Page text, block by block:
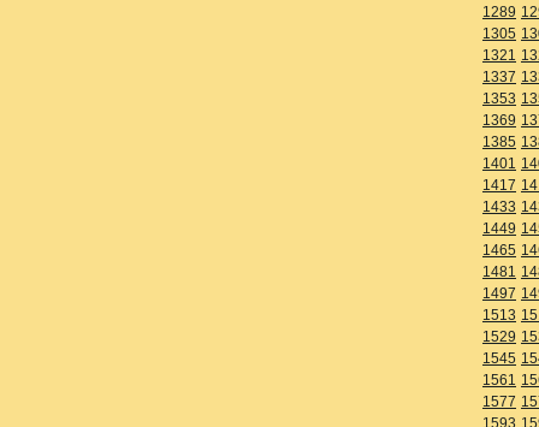
1289
1305
1321
1337
1353
1369
1385
1401
1417
1433
1449
1465
1481
1497
1513
1529
1545
1561
1577
1593